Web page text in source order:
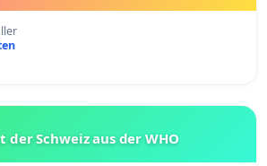
Schweiz aus der WHO